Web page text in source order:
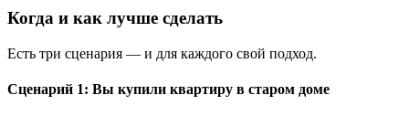
Когда и как лучше сделать
Есть три сценария — и для каждого свой подход.
Сценарий 1: Вы купили квартиру в старом доме